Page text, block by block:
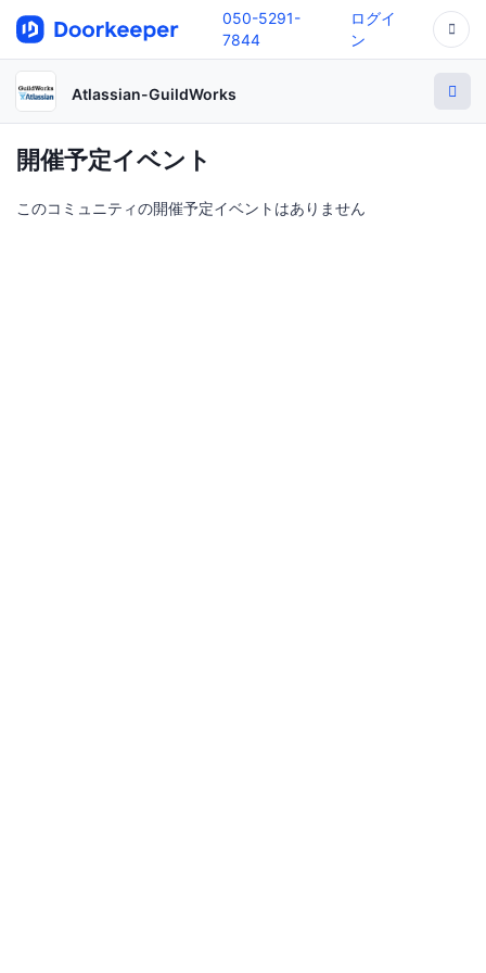
050-5291-
7844
ログイ
ン
Atlassian-GuildWorks
開催予定イベント
このコミュニティの開催予定イベントはありません